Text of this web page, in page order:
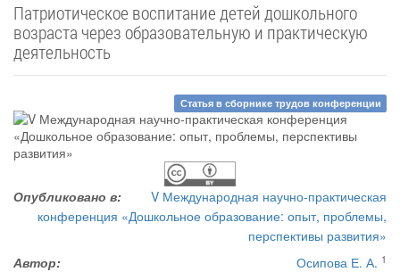
Патриотическое воспитание детей дошкольного
возраста через образовательную и практическую
деятельность
Статья в сборнике трудов конференции
Опубликовано в:
V Международная научно-практическая
конференция «Дошкольное образование: опыт, проблемы,
перспективы развития»
Автор:
Осипова Е. А. 1